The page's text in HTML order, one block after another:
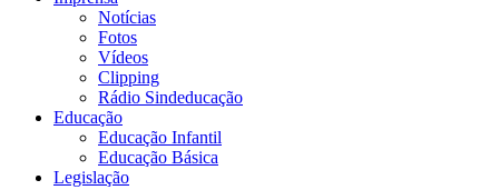
Notícias
Fotos
Vídeos
Clipping
Rádio Sindeducação
Educação
Educação Infantil
Educação Básica
Legislação